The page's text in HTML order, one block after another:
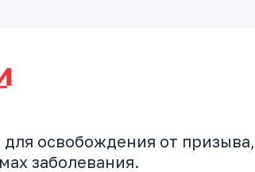
освобождения от призыва,
заболевания.